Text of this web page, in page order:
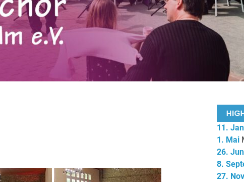
11.
1. Mai
26.
8.
27.